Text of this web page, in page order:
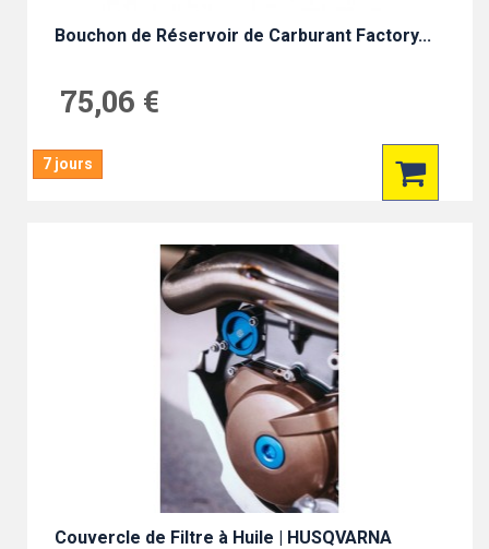
Bouchon de Réservoir de Carburant Factory...
75,06 €
7 jours
Couvercle de Filtre à Huile | HUSQVARNA